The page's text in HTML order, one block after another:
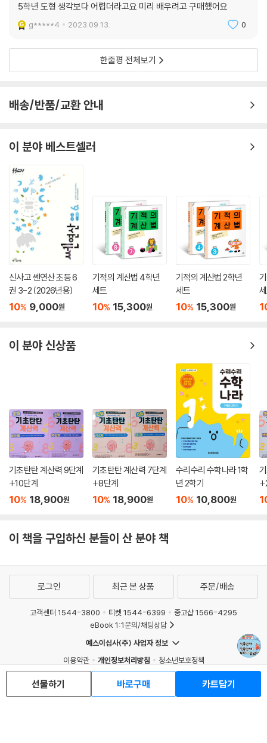
5학년 도형 생각보다 어렵더라고요 미리 배우려고 구매했어요
g*****4 2023.09.13. 0
한줄평 전체보기
배송/반품/교환 안내
이 분야 베스트셀러
신사고 쎈연산 초등 6
권 3-2 (2026년용)
10% 9,000원
기적의 계산법 4학년
세트
10% 15,300원
기적의 계산법 2학년
세트
10% 15,300원
이 분야 신상품
기초탄탄 계산력 9단계
+10단계
10% 18,900원
기초탄탄 계산력 7단계
+8단계
10% 18,900원
수리수리 수학나라 1학
년 2학기
10% 10,800원
이 책을 구입하신 분들이 산 분야 책
선물하기 바로구매 카트담기
로그인 최근 본 상품 주문/배송
고객센터 1544-3800 티켓 1544-6399
중고샵 1566-4295
eBook 1:1문의/채팅상담
예스이십사(주) 사업자 정보
이용약관
개인정보처리방침
청소년보호정책
PC버전
회사소개
거래처관계자께
도서홍보
광고